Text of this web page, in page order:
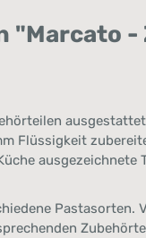
-
Flüssigkeit
Pastasorten.